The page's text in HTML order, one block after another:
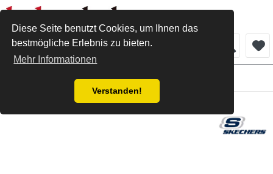
Diese Seite benutzt Cookies, um Ihnen das
bestmögliche Erlebnis zu bieten.
Mehr Informationen
Verstanden!
Menü
Skechers Slip- In navy